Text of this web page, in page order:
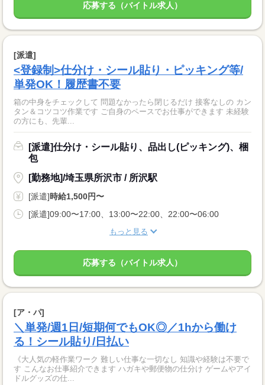
応募する（バイトル求人）
[派遣]
<登録制>仕分け・シール貼り・ピッキング等/
単発OK！履歴書不要
箱の中身をチェックして 問題なかったら閉じるだけ 接客なしの カン
タン＆コツコツ作業です ご自身のペースでお仕事ができます 未経験
の方にも、先輩...
[派遣]仕分け・シール貼り、品出し(ピッキング)、梱
包
[勤務地]/埼玉県所沢市 / 所沢駅
[派遣]時給1,500円〜
[派遣]09:00〜17:00、13:00〜22:00、22:00〜06:00
もっと見る
応募する（バイトル求人）
[ア・パ]
＼単発/週1日/短期何でもOK◎／1hから働け
る！シール貼り/日払い
《大人気の軽作業ワーク 難しい仕事な一切なし 知識や経験は不要で
す こんなお仕事紹介できます ハガキや郵便物の仕分け ゲームやアイ
ドルグッズの仕...